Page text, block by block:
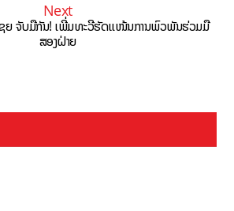
Next
ຊຍ ຈັບມືກັນ! ເພີ່ມທະວີຮັດແໜ້ນການພົວພັນຮ່ວມມື
ສອງຝ່າຍ